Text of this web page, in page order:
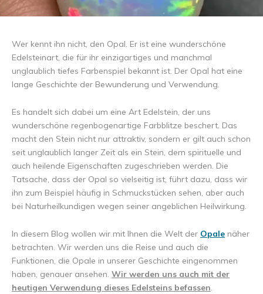
Wer kennt ihn nicht, den Opal. Er ist eine wunderschöne
Edelsteinart, die für ihr einzigartiges und manchmal
unglaublich tiefes Farbenspiel bekannt ist. Der Opal hat eine
lange Geschichte der Bewunderung und Verwendung.
Es handelt sich dabei um eine Art Edelstein, der uns
wunderschöne regenbogenartige Farbblitze beschert. Das
macht den Stein nicht nur attraktiv, sondern er gilt auch schon
seit unglaublich langer Zeit als ein Stein, dem spirituelle und
auch heilende Eigenschaften zugeschrieben werden. Die
Tatsache, dass der Opal so vielseitig ist, führt dazu, dass wir
ihn zum Beispiel häufig in Schmuckstücken sehen, aber auch
bei Naturheilkundigen wegen seiner angeblichen Heilwirkung.
In diesem Blog wollen wir mit Ihnen die Welt der Opale näher
betrachten. Wir werden uns die Reise und auch die
Funktionen, die Opale in unserer Geschichte eingenommen
haben, genauer ansehen. Wir werden uns auch mit der
heutigen Verwendung dieses Edelsteins befassen.